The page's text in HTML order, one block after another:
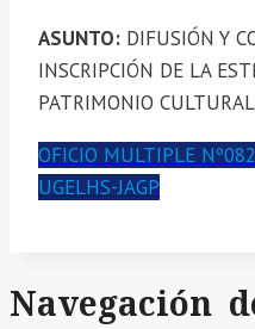
ASUNTO: DIFUSIÓN Y
INSCRIPCIÓN DE LA
PATRIMONIO
OFICIO MULTIPLE
UGELHS-JAGP
Navegación